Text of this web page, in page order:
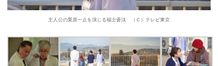
主人公の栗原一止を演じる福士蒼汰 （Ｃ）テレビ東京